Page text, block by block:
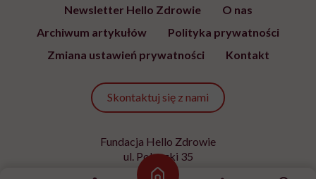
Newsletter Hello Zdrowie
O nas
Archiwum artykułów
Polityka prywatności
Zmiana ustawień prywatności
Kontakt
Skontaktuj się z nami
Fundacja Hello Zdrowie
ul. Poleczki 35
02-822 Warszawa